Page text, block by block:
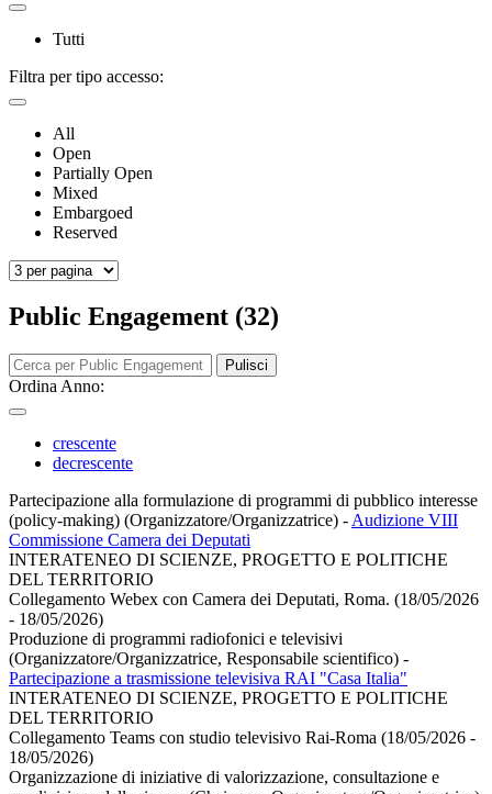
Tutti
Filtra per tipo accesso:
All
Open
Partially Open
Mixed
Embargoed
Reserved
Public Engagement (32)
Pulisci
Ordina Anno:
crescente
decrescente
Partecipazione alla formulazione di programmi di pubblico interesse
(policy-making) (Organizzatore/Organizzatrice) - Audizione VIII
Commissione Camera dei Deputati
INTERATENEO DI SCIENZE, PROGETTO E POLITICHE
DEL TERRITORIO
Collegamento Webex con Camera dei Deputati, Roma. (18/05/2026
- 18/05/2026)
Produzione di programmi radiofonici e televisivi
(Organizzatore/Organizzatrice, Responsabile scientifico) -
Partecipazione a trasmissione televisiva RAI "Casa Italia"
INTERATENEO DI SCIENZE, PROGETTO E POLITICHE
DEL TERRITORIO
Collegamento Teams con studio televisivo Rai-Roma (18/05/2026 -
18/05/2026)
Organizzazione di iniziative di valorizzazione, consultazione e